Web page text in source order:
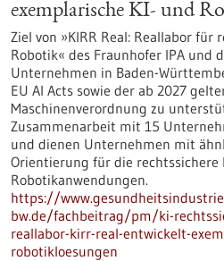
exemplarische KI- und
Ziel von »KIRR Real: Reallabor für
Robotik« des Fraunhofer IPA und
Unternehmen in Baden-
EU AI Acts sowie der ab 2027
Maschinenverordnung zu
Zusammenarbeit mit 15
und dienen Unternehmen mit
Orientierung für die rechtssichere
Robotikanwendungen.
https://
bw.de/fachbeitrag/pm/ki-
reallabor-kirr-real-entwickelt-
robotikloesungen